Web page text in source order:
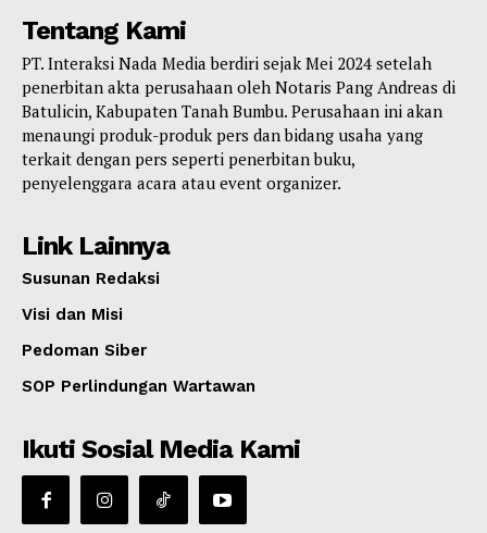
Tentang Kami
PT. Interaksi Nada Media berdiri sejak Mei 2024 setelah
penerbitan akta perusahaan oleh Notaris Pang Andreas di
Batulicin, Kabupaten Tanah Bumbu. Perusahaan ini akan
menaungi produk-produk pers dan bidang usaha yang
terkait dengan pers seperti penerbitan buku,
penyelenggara acara atau event organizer.
Link Lainnya
Susunan Redaksi
Visi dan Misi
Pedoman Siber
SOP Perlindungan Wartawan
Ikuti Sosial Media Kami